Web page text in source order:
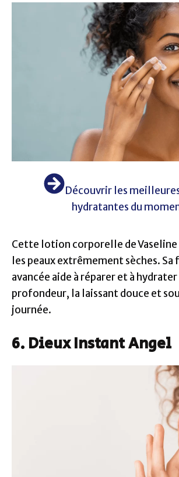
Découvrir les
hydratantes du
Cette lotion corporelle de
les peaux extrêmement sèches.
avancée aide à réparer et à hydrater
profondeur, la laissant douce et
journée.
6. Dieux Instant Angel